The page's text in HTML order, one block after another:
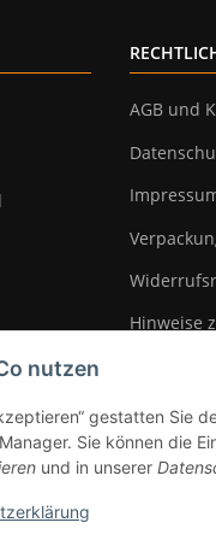
nutzen
gestatten Sie
Sie können die
und in unserer
AGB und
Hinweise
zzgl. Versand (Versandfrei ab
Irrtümer vorbehalten.